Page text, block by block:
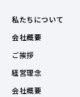
私たちについて
会社概要
ご挨拶
経営理念
会社概要